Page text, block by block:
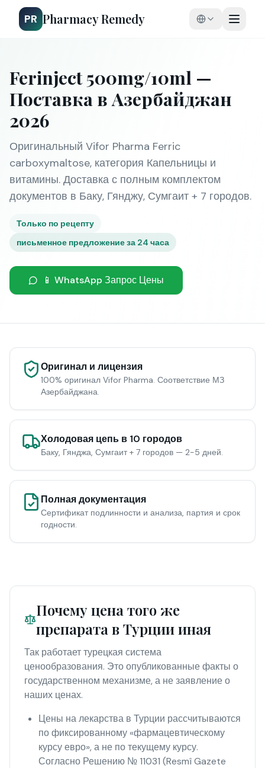
PR Pharmacy Remedy
Ferinject 500mg/10ml —
Поставка в Азербайджан
2026
Оригинальный Vifor Pharma Ferric
carboxymaltose, категория Капельницы и
витамины. Доставка с полным комплектом
документов в Баку, Гянджу, Сумгаит + 7 городов.
Только по рецепту
письменное предложение за 24 часа
📱 WhatsApp Запрос Цены
Оригинал и лицензия
100% оригинал Vifor Pharma. Соответствие МЗ
Азербайджана.
Холодовая цепь в 10 городов
Баку, Гянджа, Сумгаит + 7 городов — 2-5 дней.
Полная документация
Сертификат подлинности и анализа, партия и срок
годности.
Почему цена того же
препарата в Турции иная
Так работает турецкая система
ценообразования. Это опубликованные факты о
государственном механизме, а не заявление о
наших ценах.
Цены на лекарства в Турции рассчитываются
по фиксированному «фармацевтическому
курсу евро», а не по текущему курсу.
Согласно Решению № 11031 (Resmî Gazete